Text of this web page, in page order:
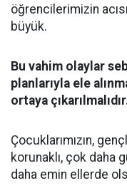
öğrencilerimizin
büyük.
Bu vahim olaylar
planlarıyla ele
ortaya
Çocuklarımızın,
korunaklı, çok daha
daha emin ellerde